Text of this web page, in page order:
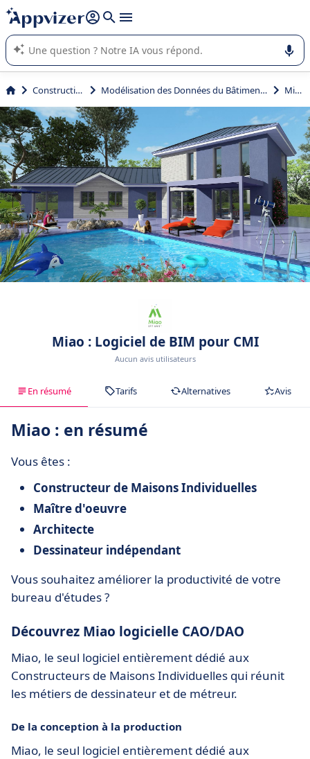
répondre (plusieurs lignes avec
L'IA de Appvizer vous guide dans l'utilisation ou la sélection de
logiciel SaaS en entreprise.
Construction Modélisation des Données du Bâtiment (BIM) Miao
Miao : Logiciel de BIM pour CMI
Aucun avis utilisateurs
En résumé Tarifs Alternatives Avis
Miao : en résumé
Vous êtes :
Constructeur de Maisons Individuelles
Maître d'oeuvre
Architecte
Dessinateur indépendant
Vous souhaitez améliorer la productivité de votre
bureau d'études ?
Découvrez Miao logicielle CAO/DAO
Miao, le seul logiciel entièrement dédié aux
Constructeurs de Maisons Individuelles qui réunit
les métiers de dessinateur et de métreur.
De la conception à la production
Miao, le seul logiciel entièrement dédié aux